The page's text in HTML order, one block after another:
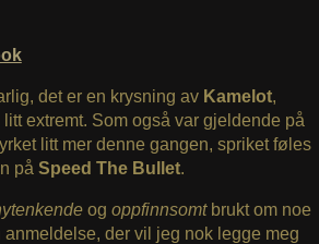
det er en krysning av Kamelot,
litt extremt. Som også var gjeldende på
litt mer denne gangen, spriket føles
på Speed The Bullet.
og oppfinnsomt brukt om noe
anmeldelse, der vil jeg nok legge meg